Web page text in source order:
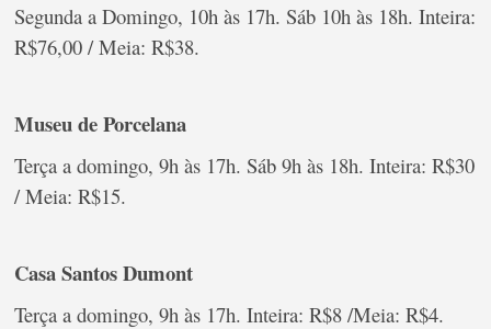
Segunda a Domingo, 10h às 17h. Sáb 10h às 18h. Inteira:
R$76,00 / Meia: R$38.
Museu de Porcelana
Terça a domingo, 9h às 17h. Sáb 9h às 18h. Inteira: R$30
/ Meia: R$15.
Casa Santos Dumont
Terça a domingo, 9h às 17h. Inteira: R$8 /Meia: R$4.